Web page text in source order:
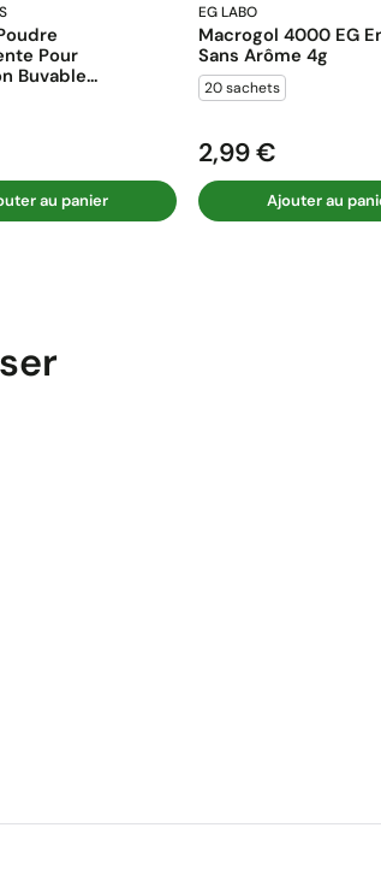
Pour
Buvable...
au panier
EG LABO
Macrogol 4000 EG
Sans Arôme 4g
20 sachets
Prix
2,99 €
Ajouter au